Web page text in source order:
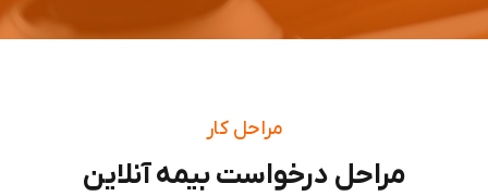
مراحل کار
مراحل درخواست بیمه آنلاین